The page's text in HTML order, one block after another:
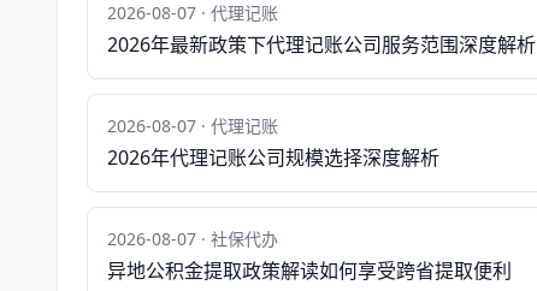
2026-08-07 · 代理记账
2026年最新政策下代理记账公司服务范围深度解析
2026-08-07 · 代理记账
2026年代理记账公司规模选择深度解析
2026-08-07 · 社保代办
异地公积金提取政策解读如何享受跨省提取便利